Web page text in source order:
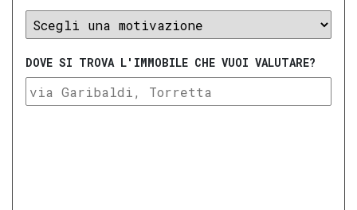
DOVE SI TROVA L'IMMOBILE CHE VUOI VALUTARE?